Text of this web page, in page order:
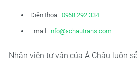
Điện thoại: 0968.292.334
Email: info@achautrans.com
Nhân viên tư vấn của Á Châu luôn